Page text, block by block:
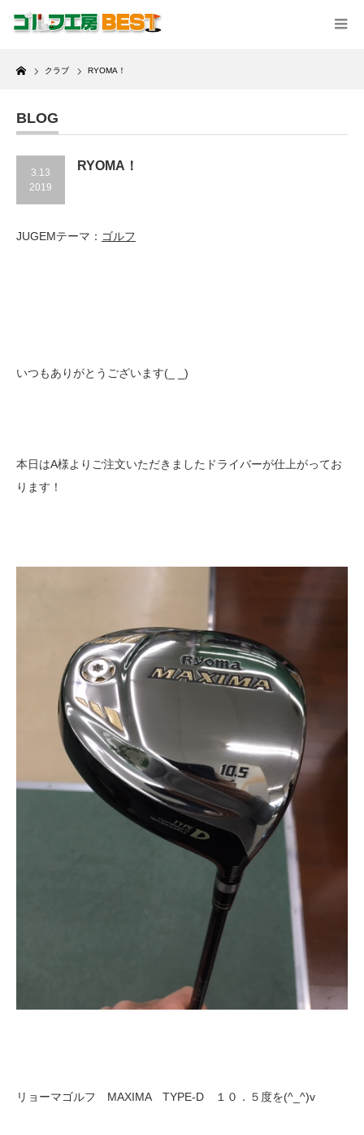
Home
クラブ RYOMA！
BLOG
3.13
2019
RYOMA！
JUGEMテーマ： ゴルフ
いつもありがとうございます(_ _)
本日はA様よりご注文いただきましたドライバーが仕上がってお
ります！
リョーマゴルフ MAXIMA TYPE-D １０．５度を(^_^)v